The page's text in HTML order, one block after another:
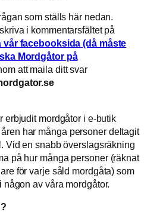
som ställs här nedan.
i kommentarsfältet på
vår facebooksida (då måste
Mordgåtor på
att maila ditt svar
erbjudit mordgåtor i e-butik
har många personer deltagit
Vid en snabb överslagsräkning
på hur många personer (räknat
för varje såld mordgåta) som
av våra mordgåtor.